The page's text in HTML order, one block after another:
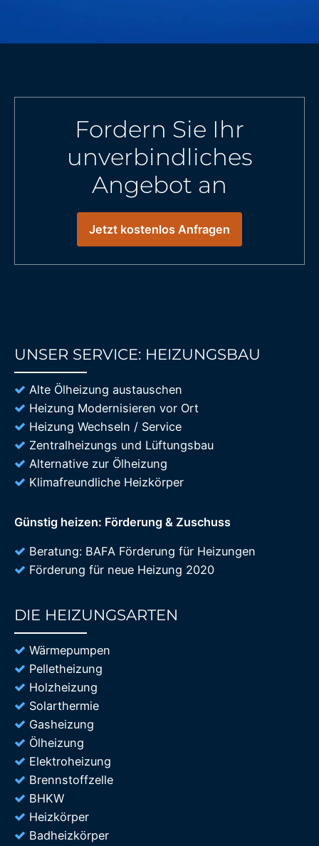
Fordern Sie Ihr
unverbindliches
Angebot an
Jetzt kostenlos Anfragen
UNSER SERVICE: HEIZUNGSBAU
Alte Ölheizung austauschen
Heizung Modernisieren vor Ort
Heizung Wechseln / Service
Zentralheizungs und Lüftungsbau
Alternative zur Ölheizung
Klimafreundliche Heizkörper
Günstig heizen: Förderung & Zuschuss
Beratung: BAFA Förderung für Heizungen
Förderung für neue Heizung 2020
DIE HEIZUNGSARTEN
Wärmepumpen
Pelletheizung
Holzheizung
Solarthermie
Gasheizung
Ölheizung
Elektroheizung
Brennstoffzelle
BHKW
Heizkörper
Badheizkörper